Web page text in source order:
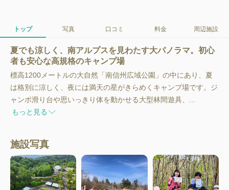
トップ 写真 口コミ 料金 周辺施設
夏でも涼しく、南アルプスを見わたす大パノラマ。初心
者も安心な高規格のキャンプ場
標高1200メートルの大自然「南信州広域公園」の中にあり、夏
は格別に涼しく、夜には満天の星がきらめくキャンプ場です。ジ
ャンボ滑り台や思いっきり体を動かせる大型林間遊具、...
もっと見る
施設写真